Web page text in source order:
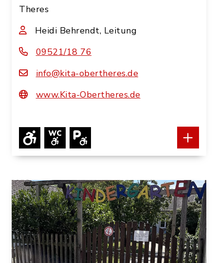
Theres
Heidi Behrendt, Leitung
09521/18 76
info@kita-obertheres.de
www.Kita-Obertheres.de
Montag bis Freitag von 7.00 Uhr - 16.00
Uhr